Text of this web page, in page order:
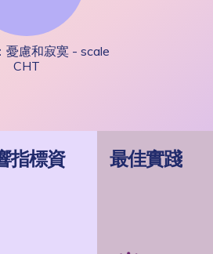
憂慮和寂寞 - scale
CHT
指標資
最佳實踐